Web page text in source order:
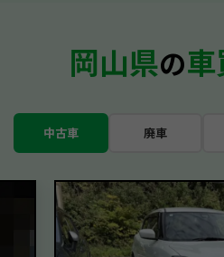
岡山県の
中古車 廃車